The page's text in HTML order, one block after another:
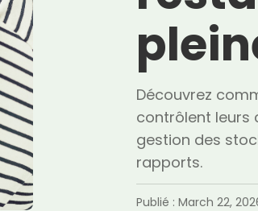
Découvrez
contrôlent leurs
gestion des
rapports.
Publié : March 22,